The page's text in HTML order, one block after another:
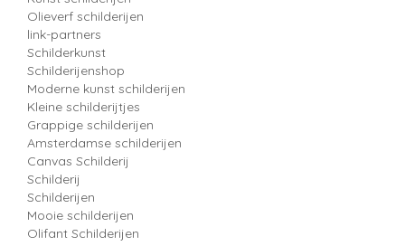
Olieverf schilderijen
link-partners
Schilderkunst
Schilderijenshop
Moderne kunst schilderijen
Kleine schilderijtjes
Grappige schilderijen
Amsterdamse schilderijen
Canvas Schilderij
Schilderij
Schilderijen
Mooie schilderijen
Olifant Schilderijen